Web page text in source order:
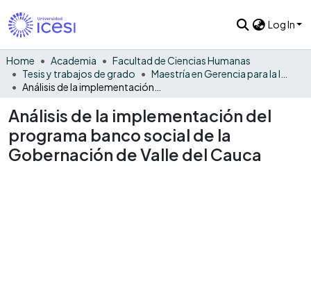
Log In
Home Academia
Facultad de Ciencias Humanas
Tesis y trabajos de grado
Análisis de la implementación del
programa banco social de la
Gobernación de Valle del Cauca